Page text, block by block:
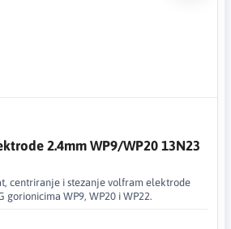
2.4mm WP9/WP20 13N23
centriranje i stezanje volfram elektrode
gorionicima WP9, WP20 i WP22.